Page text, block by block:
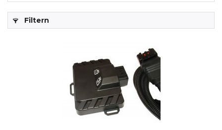
Filtern